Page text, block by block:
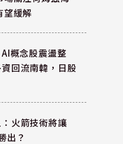
望緩解
AI概念股震盪整
回流南韓，日股
火箭技術將讓
出？